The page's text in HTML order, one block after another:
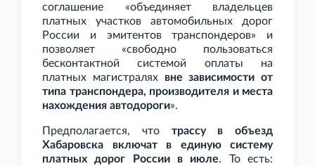
соглашение «объединяет владельцев
платных участков автомобильных дорог
России и эмитентов транспондеров» и
позволяет «свободно пользоваться
бесконтактной системой оплаты на
платных магистралях вне зависимости от
типа транспондера, производителя и места
нахождения автодороги».
Предполагается, что трассу в объезд
Хабаровска включат в единую систему
платных дорог России в июле. То есть: